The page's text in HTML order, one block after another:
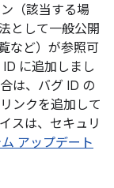
（該当する場
として一般公開
など）が参照可
に追加しまし
は、バグ ID の
ンクを追加して
スは、セキュリ
アップデート